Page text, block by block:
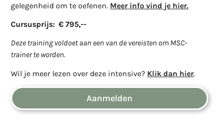
gelegenheid om te oefenen. Meer info vind je hier.
Cursusprijs: € 795,--
Deze training voldoet aan een van de vereisten om MSC-
trainer te worden.
Wil je meer lezen over deze intensive? Klik dan hier.
Aanmelden